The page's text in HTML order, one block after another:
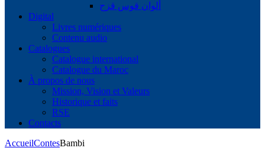
ألوان قوس قزح
Digital
Livres numériques
Contenu audio
Catalogues
Catalogue international
Catalogue du Maroc
À propos de nous
Mission, Vision et Valeurs
Historique et faits
RSE
Contacts
AccueilContesBambi